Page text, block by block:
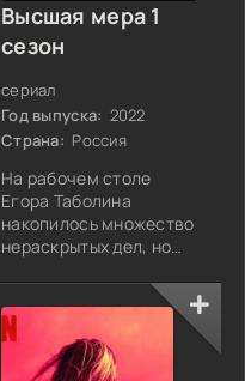
Высшая мера 1
сезон
сериал
Год выпуска: 2022
Страна: Россия
На рабочем столе
Егора Таболина
накопилось множество
нераскрытых дел, но
начала выбивался из
общего ряда. В
Ярославле 1974 года
общественность